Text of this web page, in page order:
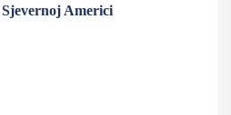
Americi